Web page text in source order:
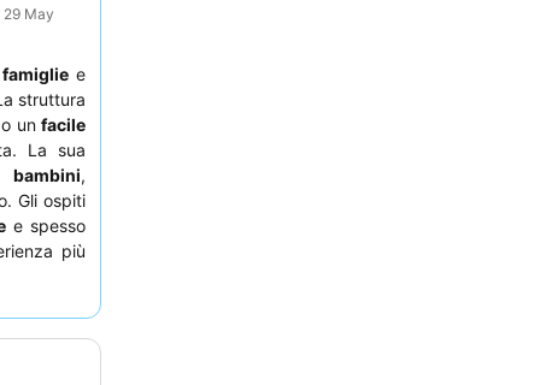
29 May
famiglie e
struttura
un facile
La sua
,
Gli ospiti
e spesso
più